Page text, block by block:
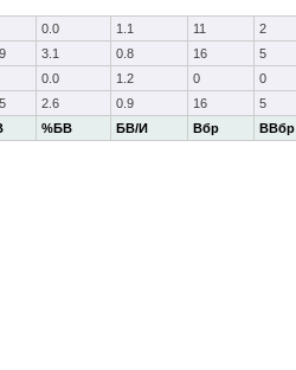
%БВ БВ/И Вбр ВВбр
0.0 1.1 11 2
3.1 0.8 16 5
0.0 1.2 0 0
2.6 0.9 16 5